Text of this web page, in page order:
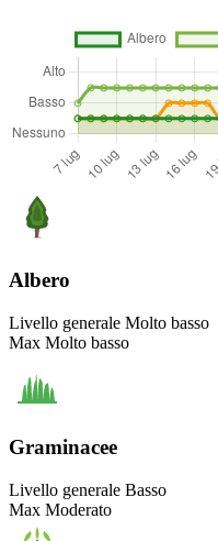
Albero
Livello generale Molto basso
Max Molto basso
Graminacee
Livello generale Basso
Max Moderato